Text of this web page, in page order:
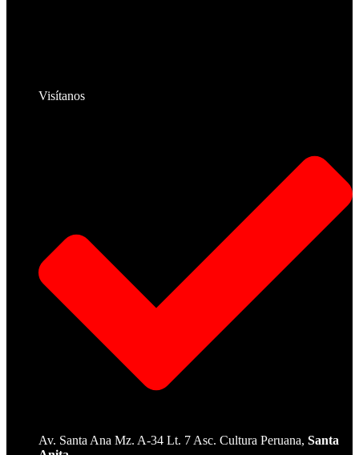
Visítanos
Av. Santa Ana Mz. A-34 Lt. 7 Asc. Cultura Peruana, Santa